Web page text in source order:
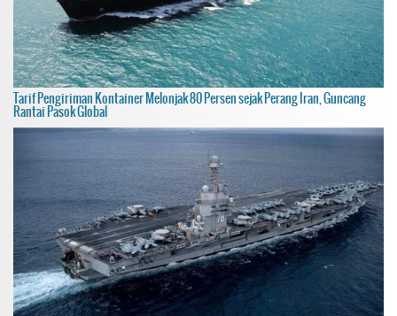
Tarif Pengiriman Kontainer Melonjak 80 Persen sejak Perang Iran, Guncang
Rantai Pasok Global